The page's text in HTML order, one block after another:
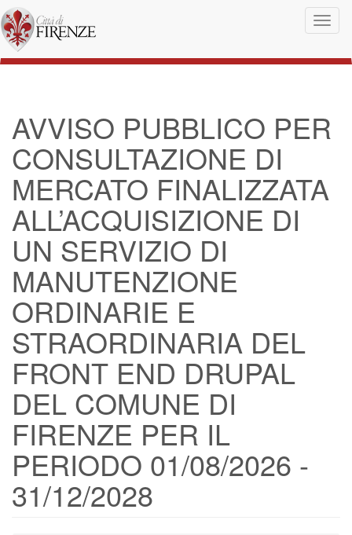
Salta al contenuto principale
AVVISO PUBBLICO PER
CONSULTAZIONE DI
MERCATO FINALIZZATA
ALL’ACQUISIZIONE DI
UN SERVIZIO DI
MANUTENZIONE
ORDINARIE E
STRAORDINARIA DEL
FRONT END DRUPAL
DEL COMUNE DI
FIRENZE PER IL
PERIODO 01/08/2026 -
31/12/2028